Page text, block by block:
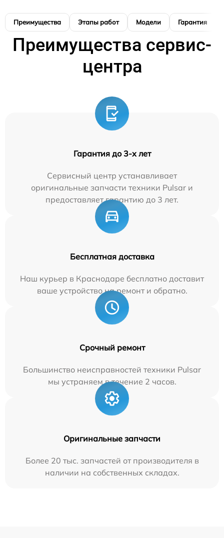
Преимущества Этапы работ Модели Гарантия
Преимущества сервис-
центра
Гарантия до 3-х лет
Сервисный центр устанавливает
оригинальные запчасти техники Pulsar и
предоставляет гарантию до 3 лет.
Бесплатная доставка
Наш курьер в Краснодаре бесплатно доставит
ваше устройство на ремонт и обратно.
Срочный ремонт
Большинство неисправностей техники Pulsar
мы устраняем в течение 2 часов.
Оригинальные запчасти
Более 20 тыс. запчастей от производителя в
наличии на собственных складах.